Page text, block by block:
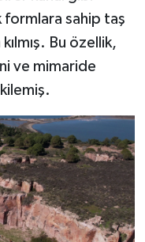
formlara sahip taş
kılmış. Bu özellik,
ve mimaride